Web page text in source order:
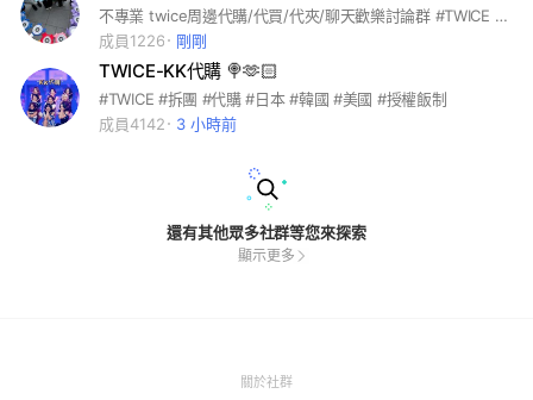
不專業 twice周邊代購/代買/代夾/聊天歡樂討論群 #TWICE #SANA #子瑜 #多賢 #定延 #彩瑛 #志效 #MINA #MOMO# 娜璉
成員1226
剛剛
TWICE-KK代購 🍭🫶🏻
#TWICE #拆團 #代購 #日本 #韓國 #美國 #授權飯制
成員4142
3 小時前
還有其他眾多社群等您來探索
顯示更多
關於社群(Open